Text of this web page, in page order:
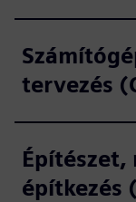
tervezés
Építészet,
építkezés